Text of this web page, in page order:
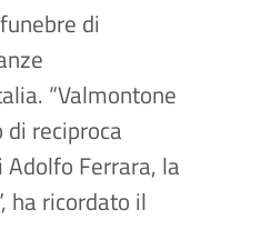
di
“Valmontone
reciproca
Ferrara, la
ha ricordato il